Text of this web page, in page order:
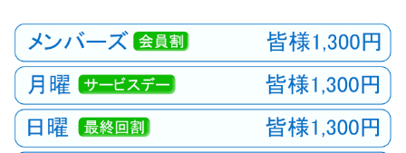
た
い
映
画
は
こ